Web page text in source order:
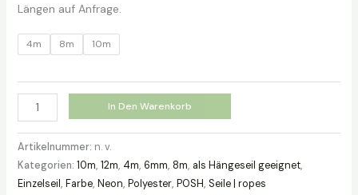
Längen auf Anfrage.
4m 8m 10m
POSH
Seil
Neon
6mm
In Den Warenkorb
Artikelnummer: n. v.
Kategorien: 10m, 12m, 4m, 6mm, 8m, als Hängeseil geeignet,
Einzelseil , Farbe, Neon, Polyester, POSH, Seile | ropes